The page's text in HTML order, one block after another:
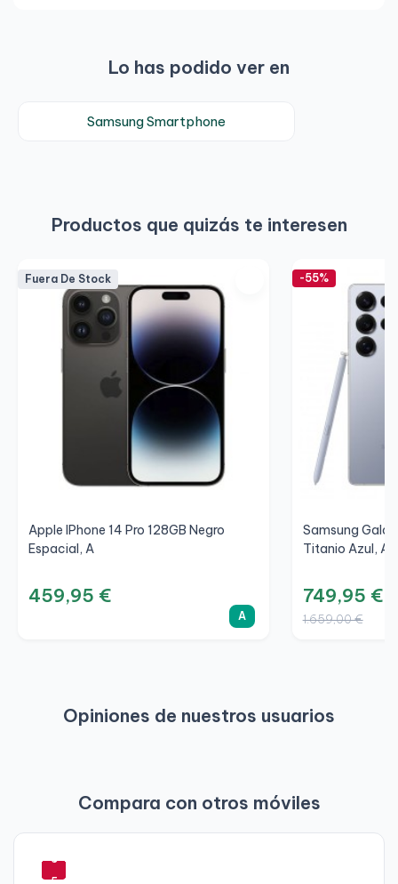
Lo has podido ver en
Samsung Smartphone
Productos que quizás te interesen
Fuera De Stock
Apple IPhone 14 Pro 128GB Negro
Espacial, A
459,95 €
A
-55%
Samsung
Titanio Azul, A+
749,95 €
1.659,00 €
Opiniones de nuestros usuarios
Compara con otros móviles
-
5
-
5
-
9
-
3
-
2
-
1
-
4
-
5
-
3
-
2
-
0